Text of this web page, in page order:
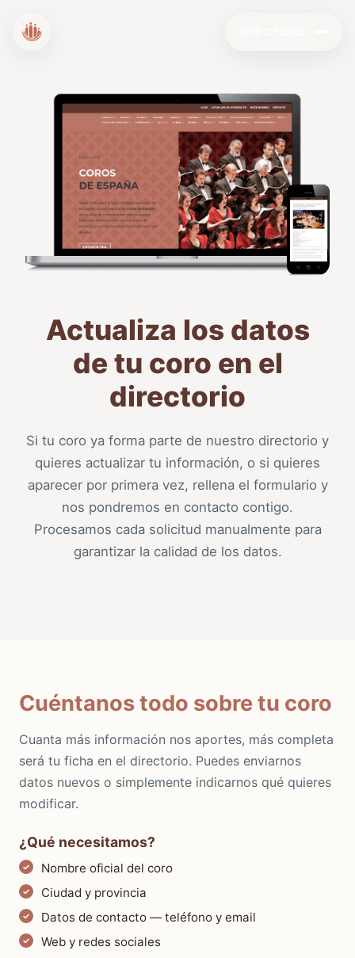
Actualiza los datos
de tu coro en el
directorio
Si tu coro ya forma parte de nuestro directorio y
quieres actualizar tu información, o si quieres
aparecer por primera vez, rellena el formulario y
nos pondremos en contacto contigo.
Procesamos cada solicitud manualmente para
garantizar la calidad de los datos.
Cuéntanos todo sobre tu coro
Cuanta más información nos aportes, más completa
será tu ficha en el directorio. Puedes enviarnos
datos nuevos o simplemente indicarnos qué quieres
modificar.
¿Qué necesitamos?
Nombre oficial del coro
Ciudad y provincia
Datos de contacto — teléfono y email
Web y redes sociales